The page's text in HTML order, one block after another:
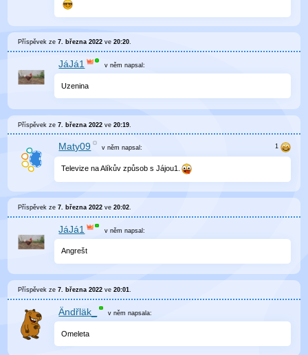
Příspěvek ze7. března 2022 ve20:20.
JáJá1 v něm napsal:
Uzenina
Příspěvek ze7. března 2022 ve20:19
Maty09 v němnapsal:
Televize na Alíkův způsob s Jájou1.
Příspěvek ze7. března 2022 ve20:02
JáJá1 v něm napsal:
Angrešt
Příspěvek ze7. března 2022 ve20:01.
Ändřläk_ v němnapsala:
Omeleta